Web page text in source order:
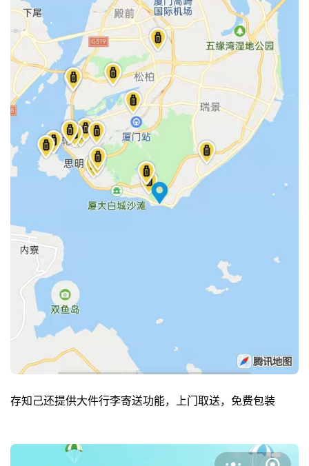
存知己还提供大件行李寄送功能，上门取送，免费包装